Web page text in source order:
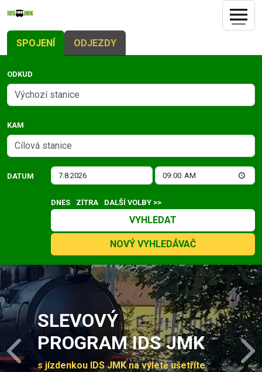
SPOJENÍ ODJEZDY
ODKUD
KAM
DATUM
DNES ZÍTRA DALŠÍ VOLBY >>
VYHLEDAT
NOVÝ VYHLEDÁVAČ
Slide 1 of 4
SLEVOVÝ
PROGRAM IDS JMK
s jízdenkou IDS JMK na výletě ušetříte
Previous